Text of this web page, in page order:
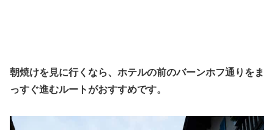
朝焼けを見に行くなら、ホテルの前のバーンホフ通りをま
っすぐ進むルートがおすすめです。